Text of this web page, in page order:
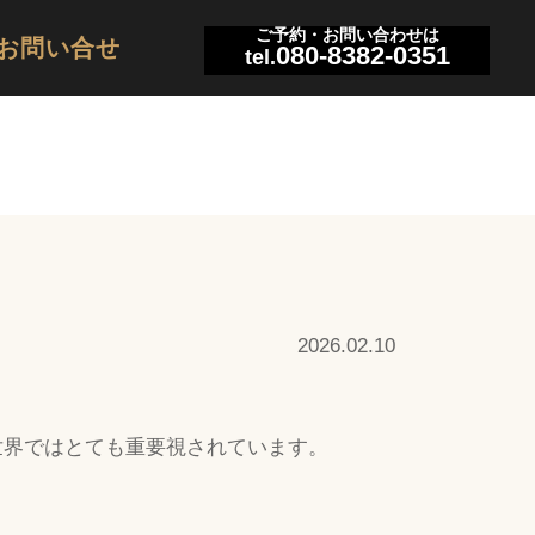
問い合せ ご予約・お問い合わせは
tel.080-8382-0351
2026.02.10
ではとても重要視されています。